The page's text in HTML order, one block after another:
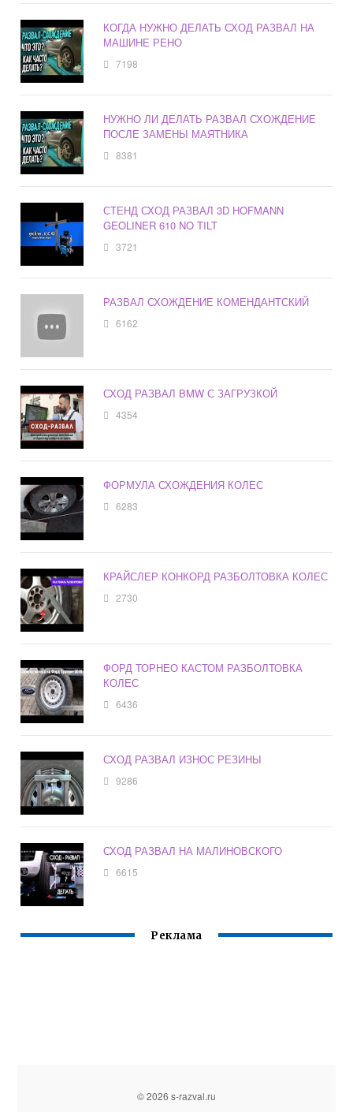
КОГДА НУЖНО ДЕЛАТЬ СХОД РАЗВАЛ НА
МАШИНЕ РЕНО
7198
НУЖНО ЛИ ДЕЛАТЬ РАЗВАЛ СХОЖДЕНИЕ
ПОСЛЕ ЗАМЕНЫ МАЯТНИКА
8381
СТЕНД СХОД РАЗВАЛ 3D HOFMANN
GEOLINER 610 NO TILT
3721
РАЗВАЛ СХОЖДЕНИЕ КОМЕНДАНТСКИЙ
6162
СХОД РАЗВАЛ BMW С ЗАГРУЗКОЙ
4354
ФОРМУЛА СХОЖДЕНИЯ КОЛЕС
6283
КРАЙСЛЕР КОНКОРД РАЗБОЛТОВКА КОЛЕС
2730
ФОРД ТОРНЕО КАСТОМ РАЗБОЛТОВКА
КОЛЕС
6436
СХОД РАЗВАЛ ИЗНОС РЕЗИНЫ
9286
СХОД РАЗВАЛ НА МАЛИНОВСКОГО
6615
Реклама
© 2026 s-razval.ru